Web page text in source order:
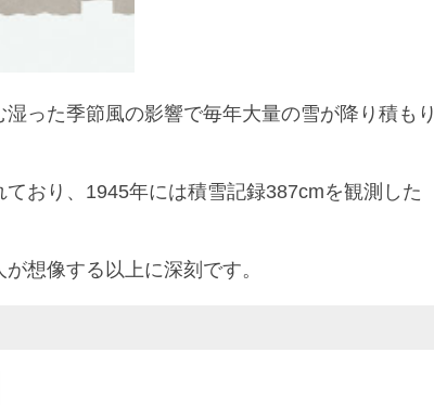
った季節風の影響で毎年大量の雪が降り積もり
おり、1945年には積雪記録387cmを観測した
想像する以上に深刻です。